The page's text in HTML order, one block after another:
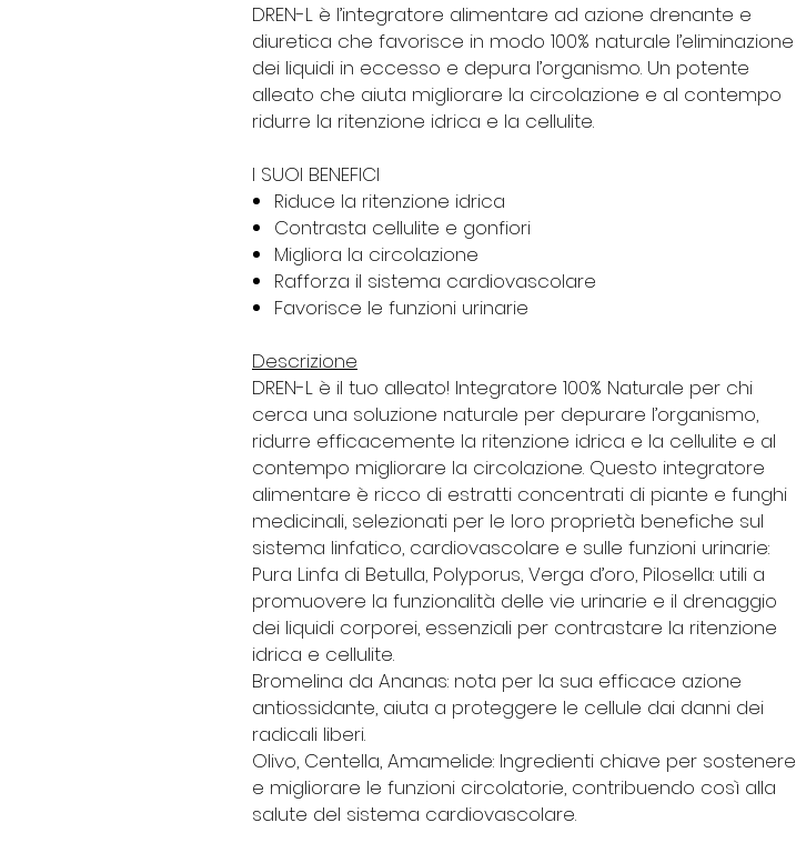
DREN-L è l’integratore alimentare ad azione drenante e
diuretica che favorisce in modo 100% naturale l’eliminazione
dei liquidi in eccesso e depura l’organismo. Un potente
alleato che aiuta migliorare la circolazione e al contempo
ridurre la ritenzione idrica e la cellulite.
I SUOI BENEFICI
Riduce la ritenzione idrica
Contrasta cellulite e gonfiori
Migliora la circolazione
Rafforza il sistema cardiovascolare
Favorisce le funzioni urinarie
Descrizione
DREN-L è il tuo alleato! Integratore 100% Naturale per chi
cerca una soluzione naturale per depurare l’organismo,
ridurre efficacemente la ritenzione idrica e la cellulite e al
contempo migliorare la circolazione. Questo integratore
alimentare è ricco di estratti concentrati di piante e funghi
medicinali, selezionati per le loro proprietà benefiche sul
sistema linfatico, cardiovascolare e sulle funzioni urinarie:
Pura Linfa di Betulla, Polyporus, Verga d’oro, Pilosella: utili a
promuovere la funzionalità delle vie urinarie e il drenaggio
dei liquidi corporei, essenziali per contrastare la ritenzione
idrica e cellulite.
Bromelina da Ananas: nota per la sua efficace azione
antiossidante, aiuta a proteggere le cellule dai danni dei
radicali liberi.
Olivo, Centella, Amamelide: Ingredienti chiave per sostenere
e migliorare le funzioni circolatorie, contribuendo così alla
salute del sistema cardiovascolare.